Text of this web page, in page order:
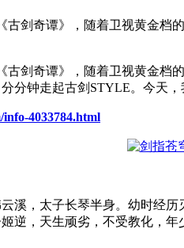
剑奇谭》，随着卫视黄金档
剑奇谭》，随着卫视黄金档
分钟走起古剑STYLE。今天
4033784.html
溪，太子长琴半身。幼时经
逆，天生顽劣，不受教化，